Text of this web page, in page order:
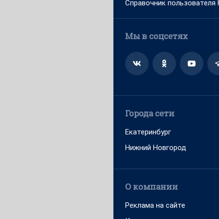
Справочник пользователя
Мы в соцсетях
Города сети
Екатеринбург
Нижний Новгород
О компании
Реклама на сайте